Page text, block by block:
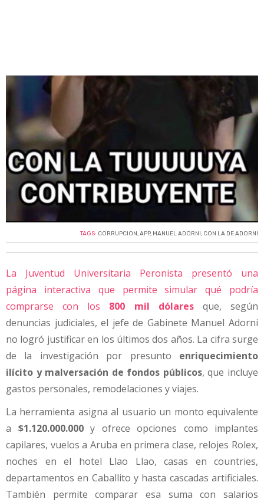
TAGS: CORRUPCION,APP, MANUEL ADORNI , CON LA DE ADORNI
La Juventud Universitaria Peronista presentó una
página interactiva que permite simular qué podría
comprarse con los 800 mil dólaresque, según
denuncias judiciales, el jefe de Gabinete Manuel Adorni
no logró justificar en los últimos dos años. La cifra surge
de la investigación por presunto enriquecimiento
ilícito y malversación de fondos públicos, que incluye
gastos personales, remodelaciones y viajes.
La herramienta asigna al usuario un monto equivalente
a $1.120.000.000y ofrece opciones como implantes
capilares, vuelos a Aruba en primera clase, relojes Rolex,
noches en el hotel Llao Llao, casas en countries,
departamentos en Caballito y hasta cascadas artificiales.
También permite comparar esa suma con salarios